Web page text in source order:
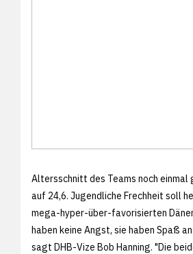
Altersschnitt des Teams noch einmal
auf 24,6. Jugendliche Frechheit soll
mega-hyper-über-favorisierten
haben keine Angst, sie haben Spaß
sagt DHB-Vize Bob Hanning. "Die